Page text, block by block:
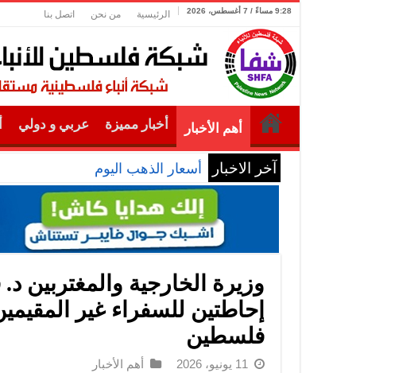
9:28 مساءً / 7 أغسطس، 2026 الرئيسية من نحن اتصل بنا
أهم الأخبار أخبار مميزة عربي و دولي
آخر الاخبار أسعار الذهب اليوم
وزيرة الخارجية والمغتربين
إحاطتين للسفراء غير
فلسطين
11 يونيو، 2026 أهم الأخبار